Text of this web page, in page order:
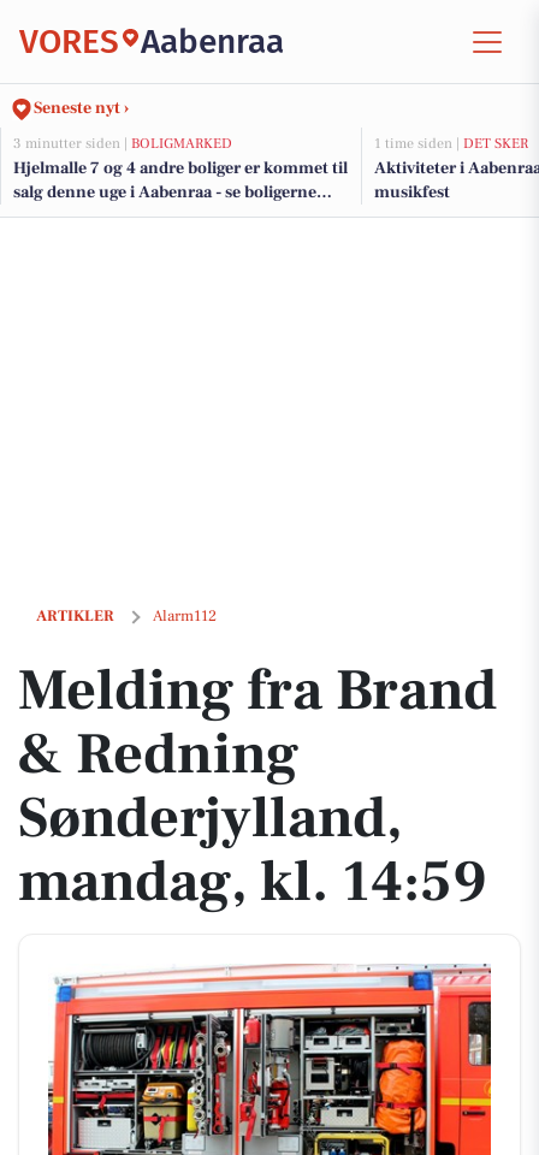
VORES Aabenraa
Seneste nyt ›
3 minutter siden | BOLIGMARKED
Hjelmalle 7 og 4 andre boliger er kommet til
salg denne uge i Aabenraa - se boligerne
her.
1 time siden | DET SKER
Aktiviteter i
musikfest
ARTIKLER Alarm112
Melding fra Brand & Redning Sønderjylland, mandag, kl. 14:59
Melding fra Brand
& Redning
Sønderjylland,
mandag, kl. 14:59